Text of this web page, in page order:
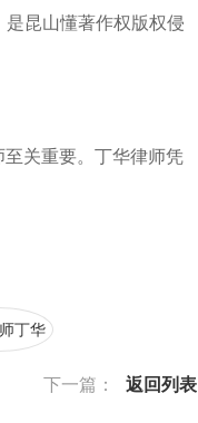
昆山懂著作权版权侵
关重要。丁华律师凭
丁华
下一篇： 返回列表